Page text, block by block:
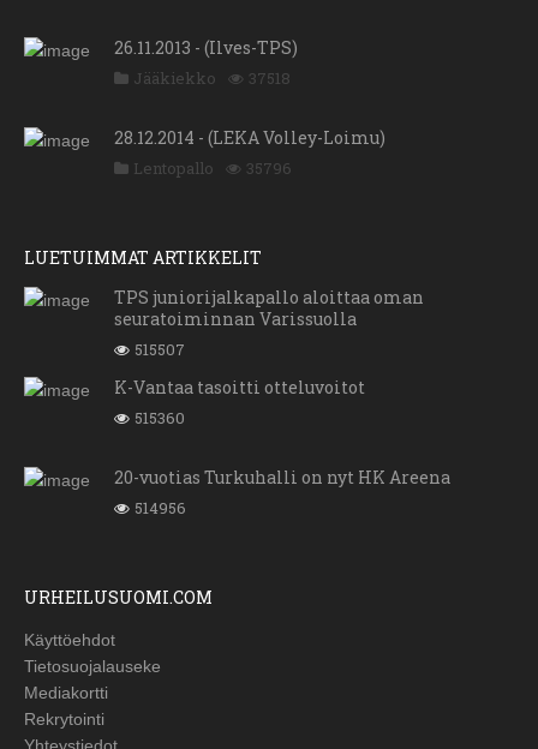
26.11.2013 - (Ilves-TPS)
Jääkiekko 37518
28.12.2014 - (LEKA Volley-Loimu)
Lentopallo 35796
LUETUIMMAT ARTIKKELIT
TPS juniorijalkapallo aloittaa oman
seuratoiminnan Varissuolla
515507
K-Vantaa tasoitti otteluvoitot
515360
20-vuotias Turkuhalli on nyt HK Areena
514956
URHEILUSUOMI.COM
Käyttöehdot
Tietosuojalauseke
Mediakortti
Rekrytointi